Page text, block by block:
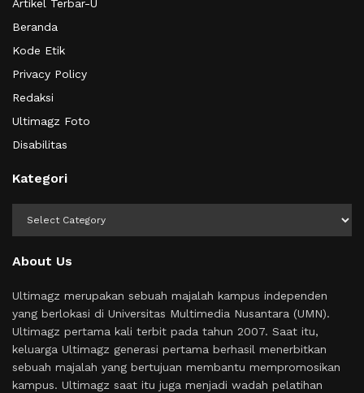
Artikel Terbar-U
Beranda
Kode Etik
Privacy Policy
Redaksi
Ultimagz Foto
Disabilitas
Kategori
About Us
Ultimagz merupakan sebuah majalah kampus independen
yang berlokasi di Universitas Multimedia Nusantara (UMN).
Ultimagz pertama kali terbit pada tahun 2007. Saat itu,
keluarga Ultimagz generasi pertama berhasil menerbitkan
sebuah majalah yang bertujuan membantu mempromosikan
kampus. Ultimagz saat itu juga menjadi wadah pelatihan